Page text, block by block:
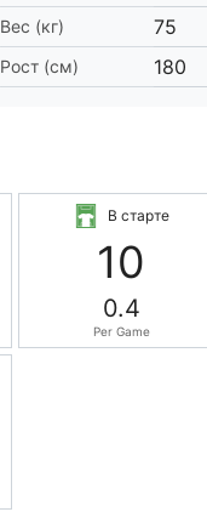
Вес (кг) 75
Рост (см) 180
В старте
10
0.4
Per Game